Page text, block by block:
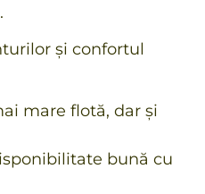
și confortul
mare flotă, dar și
bună cu